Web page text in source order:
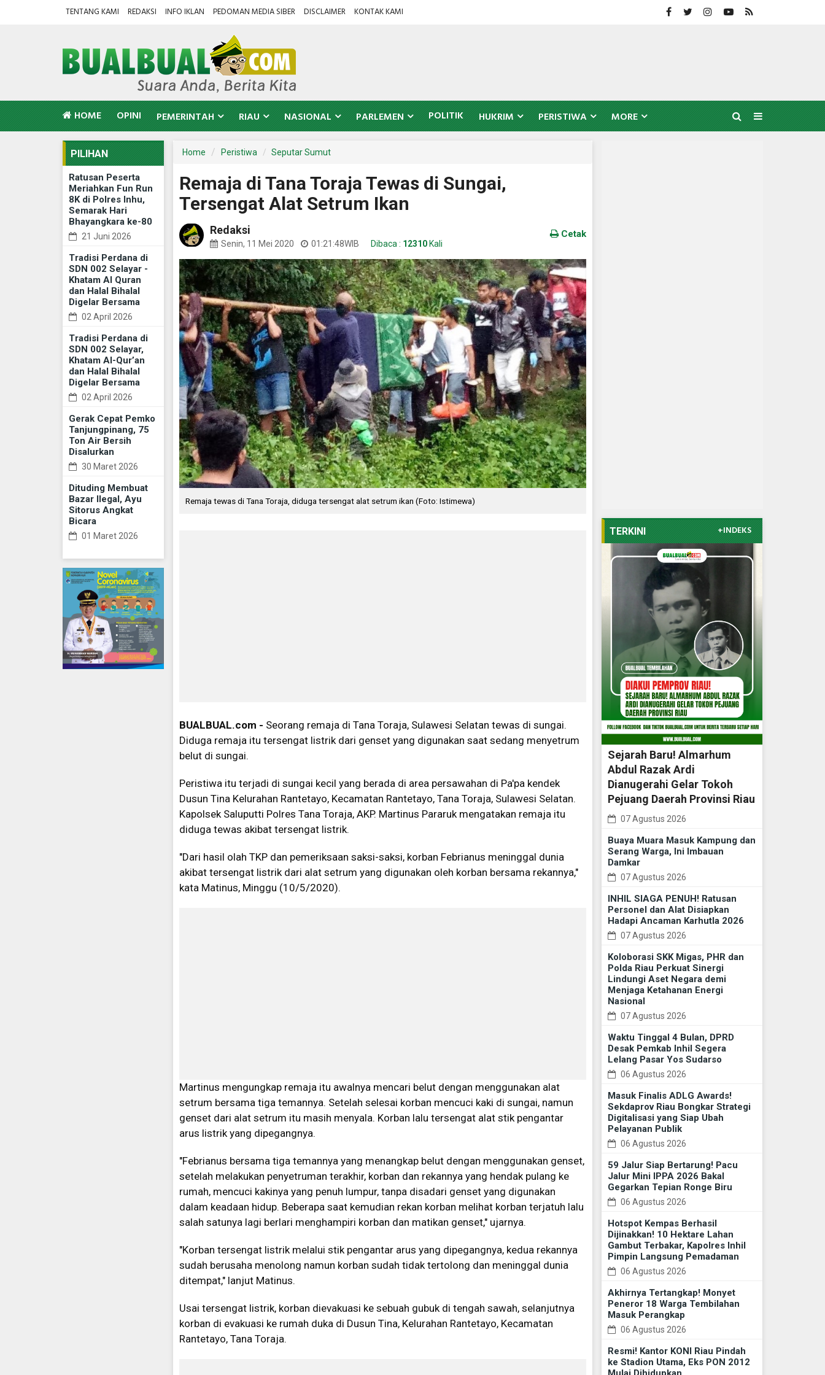
TENTANG KAMI REDAKSI INFO IKLAN PEDOMAN MEDIA SIBER DISCLAIMER KONTAK KAMI
HOME OPINI PEMERINTAH RIAU NASIONAL PARLEMEN POLITIK HUKRIM PERISTIWA MORE
PILIHAN
Ratusan Peserta
Meriahkan Fun Run
8K di Polres Inhu,
Semarak Hari
Bhayangkara ke-80
21 Juni 2026
Tradisi Perdana di
SDN 002 Selayar -
Khatam Al Quran
dan Halal Bihalal
Digelar Bersama
02 April 2026
Tradisi Perdana di
SDN 002 Selayar,
Khatam Al-Qur’an
dan Halal Bihalal
Digelar Bersama
02 April 2026
Gerak Cepat Pemko
Tanjungpinang, 75
Ton Air Bersih
Disalurkan
30 Maret 2026
Dituding Membuat
Bazar Ilegal, Ayu
Sitorus Angkat
Bicara
01 Maret 2026
Home Peristiwa Seputar Sumut
Remaja di Tana Toraja Tewas di Sungai,
Tersengat Alat Setrum Ikan
Redaksi
Senin, 11 Mei 2020 01:21:48WIB Dibaca : 12310 Kali
Cetak
Remaja tewas di Tana Toraja, diduga tersengat alat setrum ikan (Foto: Istimewa)
BUALBUAL.com - Seorang remaja di Tana Toraja, Sulawesi Selatan tewas di sungai.
Diduga remaja itu tersengat listrik dari genset yang digunakan saat sedang menyetrum
belut di sungai.
Peristiwa itu terjadi di sungai kecil yang berada di area persawahan di Pa'pa kendek
Dusun Tina Kelurahan Rantetayo, Kecamatan Rantetayo, Tana Toraja, Sulawesi Selatan.
Kapolsek Saluputti Polres Tana Toraja, AKP. Martinus Pararuk mengatakan remaja itu
diduga tewas akibat tersengat listrik.
"Dari hasil olah TKP dan pemeriksaan saksi-saksi, korban Febrianus meninggal dunia
akibat tersengat listrik dari alat setrum yang digunakan oleh korban bersama rekannya,"
kata Matinus, Minggu (10/5/2020).
Martinus mengungkap remaja itu awalnya mencari belut dengan menggunakan alat
setrum bersama tiga temannya. Setelah selesai korban mencuci kaki di sungai, namun
genset dari alat setrum itu masih menyala. Korban lalu tersengat alat stik pengantar
arus listrik yang dipegangnya.
"Febrianus bersama tiga temannya yang menangkap belut dengan menggunakan genset,
setelah melakukan penyetruman terakhir, korban dan rekannya yang hendak pulang ke
rumah, mencuci kakinya yang penuh lumpur, tanpa disadari genset yang digunakan
dalam keadaan hidup. Beberapa saat kemudian rekan korban melihat korban terjatuh lalu
salah satunya lagi berlari menghampiri korban dan matikan genset," ujarnya.
"Korban tersengat listrik melalui stik pengantar arus yang dipegangnya, kedua rekannya
sudah berusaha menolong namun korban sudah tidak tertolong dan meninggal dunia
ditempat," lanjut Matinus.
Usai tersengat listrik, korban dievakuasi ke sebuah gubuk di tengah sawah, selanjutnya
korban di evakuasi ke rumah duka di Dusun Tina, Kelurahan Rantetayo, Kecamatan
Rantetayo, Tana Toraja.
TERKINI +INDEKS
Sejarah Baru! Almarhum
Abdul Razak Ardi
Dianugerahi Gelar Tokoh
Pejuang Daerah Provinsi Riau
07 Agustus 2026
Buaya Muara Masuk Kampung dan
Serang Warga, Ini Imbauan
Damkar
07 Agustus 2026
INHIL SIAGA PENUH! Ratusan
Personel dan Alat Disiapkan
Hadapi Ancaman Karhutla 2026
07 Agustus 2026
Koloborasi SKK Migas, PHR dan
Polda Riau Perkuat Sinergi
Lindungi Aset Negara demi
Menjaga Ketahanan Energi
Nasional
07 Agustus 2026
Waktu Tinggal 4 Bulan, DPRD
Desak Pemkab Inhil Segera
Lelang Pasar Yos Sudarso
06 Agustus 2026
Masuk Finalis ADLG Awards!
Sekdaprov Riau Bongkar Strategi
Digitalisasi yang Siap Ubah
Pelayanan Publik
06 Agustus 2026
59 Jalur Siap Bertarung! Pacu
Jalur Mini IPPA 2026 Bakal
Gegarkan Tepian Ronge Biru
06 Agustus 2026
Hotspot Kempas Berhasil
Dijinakkan! 10 Hektare Lahan
Gambut Terbakar, Kapolres Inhil
Pimpin Langsung Pemadaman
06 Agustus 2026
Akhirnya Tertangkap! Monyet
Peneror 18 Warga Tembilahan
Masuk Perangkap
06 Agustus 2026
Resmi! Kantor KONI Riau Pindah
ke Stadion Utama, Eks PON 2012